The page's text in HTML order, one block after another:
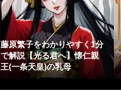
藤原繁子をわかりやすく1分
で解説【光る君へ】懐仁親
王(一条天皇)の乳母